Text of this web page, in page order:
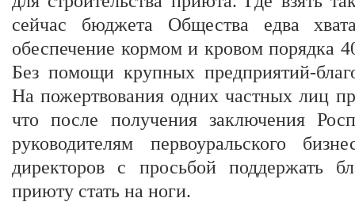
сейчас бюджета Общества едва
обеспечение кормом и кровом порядка
Без помощи крупных предприятий-
На пожертвования одних частных лиц
что после получения заключения
руководителям первоуральского
директоров с просьбой поддержать
приюту стать на ноги.